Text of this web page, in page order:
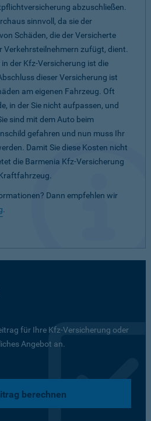
abzuschließen.
sinnvoll, da sie der
Schäden, die der Versicherte
Verkehrsteilnehmern zufügt, dient.
der Kfz-Versicherung ist die
dieser Versicherung ist
am eigenen Fahrzeug. Oft
in der Sie nicht aufpassen, und
sind mit dem Auto beim
gefahren und nun muss Ihr
Damit Sie diese Kosten nicht
die Barmenia Kfz-Versicherung
Dann empfehlen wir
.
für Ihre Kfz-Versicherung oder
Angebot an.
berechnen